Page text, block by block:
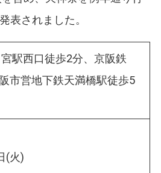
表されました。
駅西口徒歩2分、京阪鉄
市営地下鉄天満橋駅徒歩5
(火)